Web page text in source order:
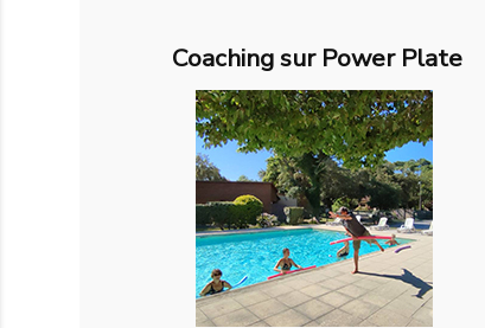
Coaching sur Power Plate